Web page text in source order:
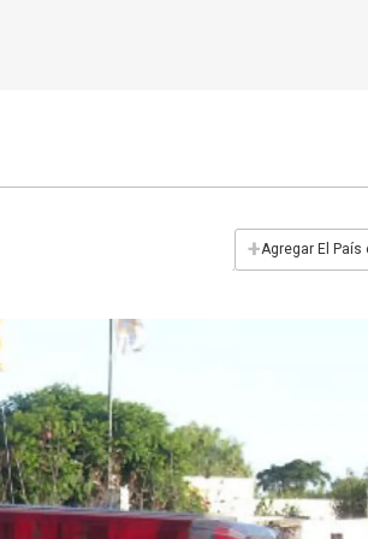
+Agregar El País